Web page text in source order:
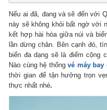
Nếu ai đã, đang và sẽ đến với
này sẽ không khỏi bất ngờ với
kết hợp hài hòa giữa núi và
lần dừng chân. Bên cạnh đó,
biển đa dạng sẽ là điểm cộng
Nào cùng hệ thốngvé máy bay
thời gian để tận hưởng trọn
thực nhất nhé.